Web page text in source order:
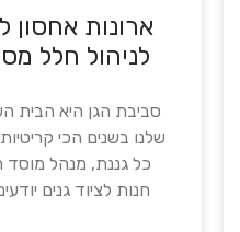
ארונות אחסון
לניהול חלל
סביבת הגן היא הבית
שלנו בשנים הכי
כל גננת, מנהל מוסד
חנות לציוד גנים